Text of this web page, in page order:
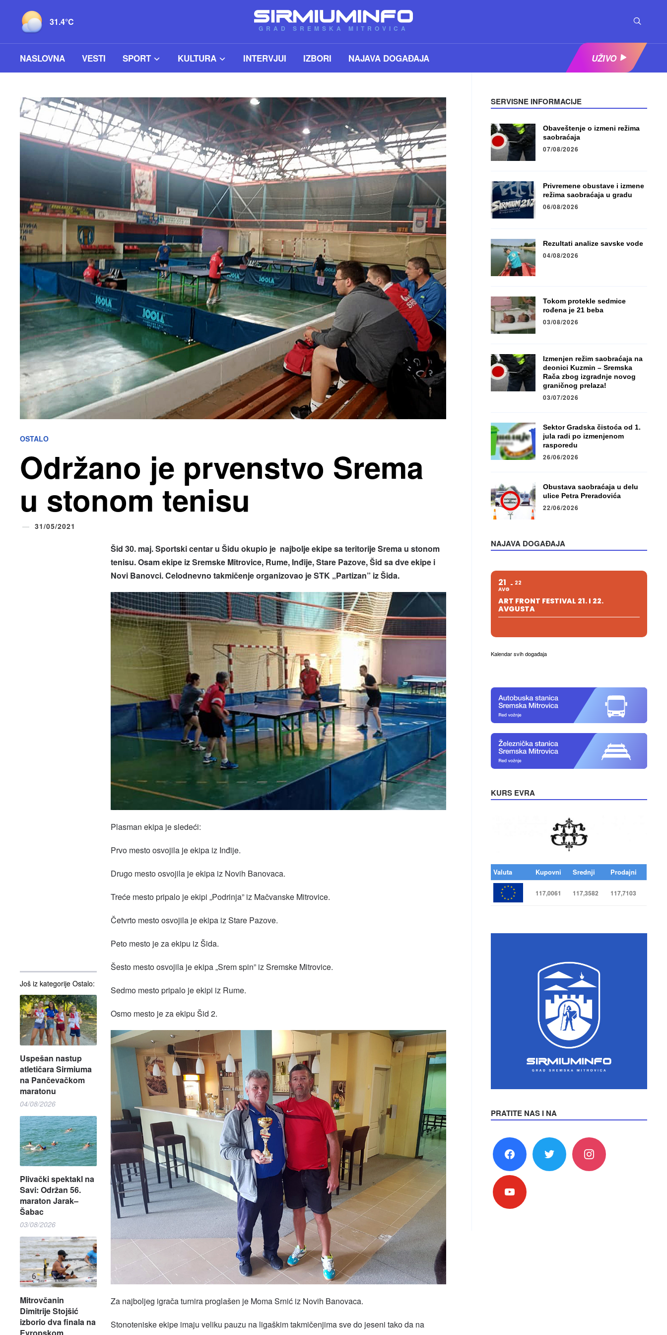
31.4°C
GRAD SREMSKA MITROVICA
NASLOVNA VESTI SPORT KULTURA INTERVJUI IZBORI NAJAVA DOGAĐAJA UŽIVO
OSTALO
Održano je prvenstvo Srema
u stonom tenisu
31/05/2021
Još iz kategorije Ostalo:
Uspešan nastup
atletičara Sirmiuma
na Pančevačkom
maratonu
04/08/2026
Plivački spektakl na
Savi: Održan 56.
maraton Jarak–
Šabac
03/08/2026
Mitrovčanin
Dimitrije Stojšić
izborio dva finala na
Šid 30. maj. Sportski centar u Šidu okupio je najbolje ekipe sa teritorije Srema u stonom
tenisu. Osam ekipe iz Sremske Mitrovice, Rume, Inđije,Stare Pazove, Šid sa dve ekipe i
Novi Banovci. Celodnevno takmičenje organizovao je STK „Partizan” iz Šida.
Plasman ekipa je sledeći:
Prvo mesto osvojila je ekipa iz Inđije.
Drugo mesto osvojila je ekipa iz Novih Banovaca.
Treće mesto pripalo je ekipi „Podrinja” iz Mačvanske Mitrovice.
Četvrto mesto osvojila je ekipa iz Stare Pazove.
Peto mesto je za ekipu iz Šida.
Šesto mesto osvojila je ekipa „Srem spin” iz Sremske Mitrovice.
Sedmo mesto pripalo je ekipi iz Rume.
Osmo mesto je za ekipu Šid 2.
Za najboljeg igrača turnira proglašen je Moma Srnić iz Novih Banovaca.
Stonoteniske ekipe imaju veliku pauzu na ligaškim takmičenjima sve do jeseni tako da na
SERVISNE INFORMACIJE
Obaveštenje o izmeni režima
saobraćaja
07/08/2026
Privremene obustave i izmene
režima saobraćaja u gradu
06/08/2026
Rezultati analize savske vode
04/08/2026
Tokom protekle sedmice
rođena je 21 beba
03/08/2026
Izmenjen režim saobraćaja na
deonici Kuzmin – Sremska
Rača zbog izgradnje novog
graničnog prelaza!
03/07/2026
Sektor Gradska čistoća od 1.
jula radi po izmenjenom
rasporedu
26/06/2026
Obustava saobraćaja u delu
ulice Petra Preradovića
22/06/2026
NAJAVA DOGAĐAJA
21
AVG
22
ART FRONT FESTIVAL 21. I 22.
AVGUSTA
Kalendar svih događaja
KURS EVRA
Valuta Kupovni Srednji Prodajni
117,0061 117,3582 117,7103
PRATITE NAS I NA
facebook twitter instagram
youtube